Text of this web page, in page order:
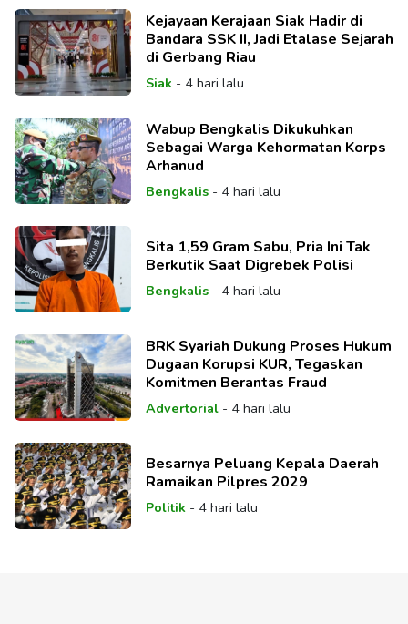
Kejayaan Kerajaan Siak Hadir di
Bandara SSK II, Jadi Etalase Sejarah
di Gerbang Riau
Siak- 4 hari lalu
Wabup Bengkalis Dikukuhkan
Sebagai Warga Kehormatan Korps
Arhanud
Bengkalis- 4 hari lalu
Sita 1,59 Gram Sabu, Pria Ini Tak
Berkutik Saat Digrebek Polisi
Bengkalis- 4 hari lalu
BRK Syariah Dukung Proses Hukum
Dugaan Korupsi KUR, Tegaskan
Komitmen Berantas Fraud
Advertorial- 4 hari lalu
Besarnya Peluang Kepala Daerah
Ramaikan Pilpres 2029
Politik- 4 hari lalu